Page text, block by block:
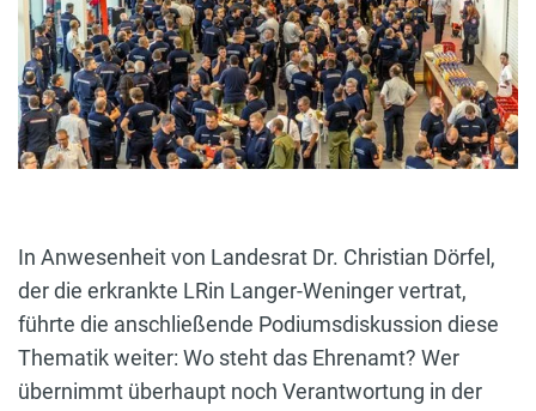
In Anwesenheit von Landesrat Dr. Christian Dörfel,
der die erkrankte LRin Langer-Weninger vertrat,
führte die anschließende Podiumsdiskussion diese
Thematik weiter: Wo steht das Ehrenamt? Wer
übernimmt überhaupt noch Verantwortung in der